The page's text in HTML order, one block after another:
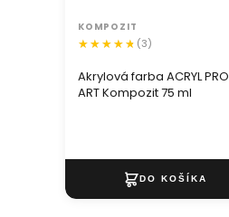
Akrylová farba ACRYL PRO
ART Kompozit 75 ml
KOMPOZIT
(3)